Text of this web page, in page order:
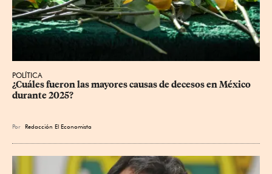
POLÍTICA
¿Cuáles fueron las mayores causas de decesos en México
durante 2025?
Por Redacción El Economista